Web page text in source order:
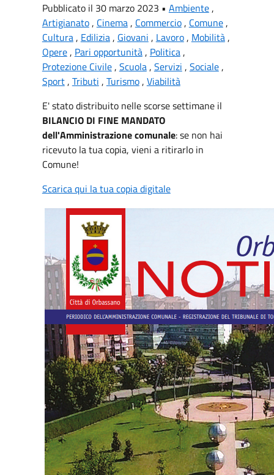
Pubblicato il 30 marzo 2023 • Ambiente,
Artigianato, Cinema, Commercio, Comune,
Cultura, Edilizia, Giovani , Lavoro, Mobilità,
Opere, Pari opportunità, Politica,
Protezione Civile, Scuola, Servizi , Sociale,
Sport, Tributi , Turismo, Viabilità
E' stato distribuito nelle scorse settimane il
BILANCIO DI FINE MANDATO
dell'Amministrazione comunale: se non hai
ricevuto la tua copia, vieni a ritirarlo in
Comune!
Scarica qui la tua copia digitale